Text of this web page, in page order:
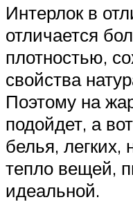
Интерлок в
отличается
плотностью,
свойства
Поэтому на
подойдет, а
белья,
тепло вещей,
идеальной.